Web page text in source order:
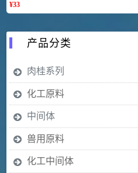
¥33
产品分类
肉桂系列
化工原料
中间体
兽用原料
化工中间体